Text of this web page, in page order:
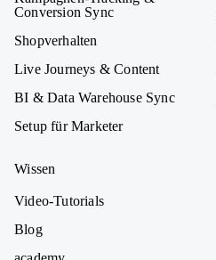
Conversion Sync
Shopverhalten
Live Journeys & Content
BI & Data Warehouse Sync
Setup für Marketer
Wissen
Video-Tutorials
Blog